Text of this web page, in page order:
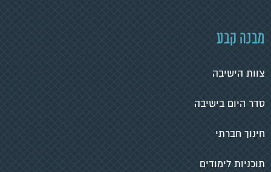
מבנה קבע
צוות הישיבה
סדר היום בישיבה
חינוך חברתי
תוכניות לימודים